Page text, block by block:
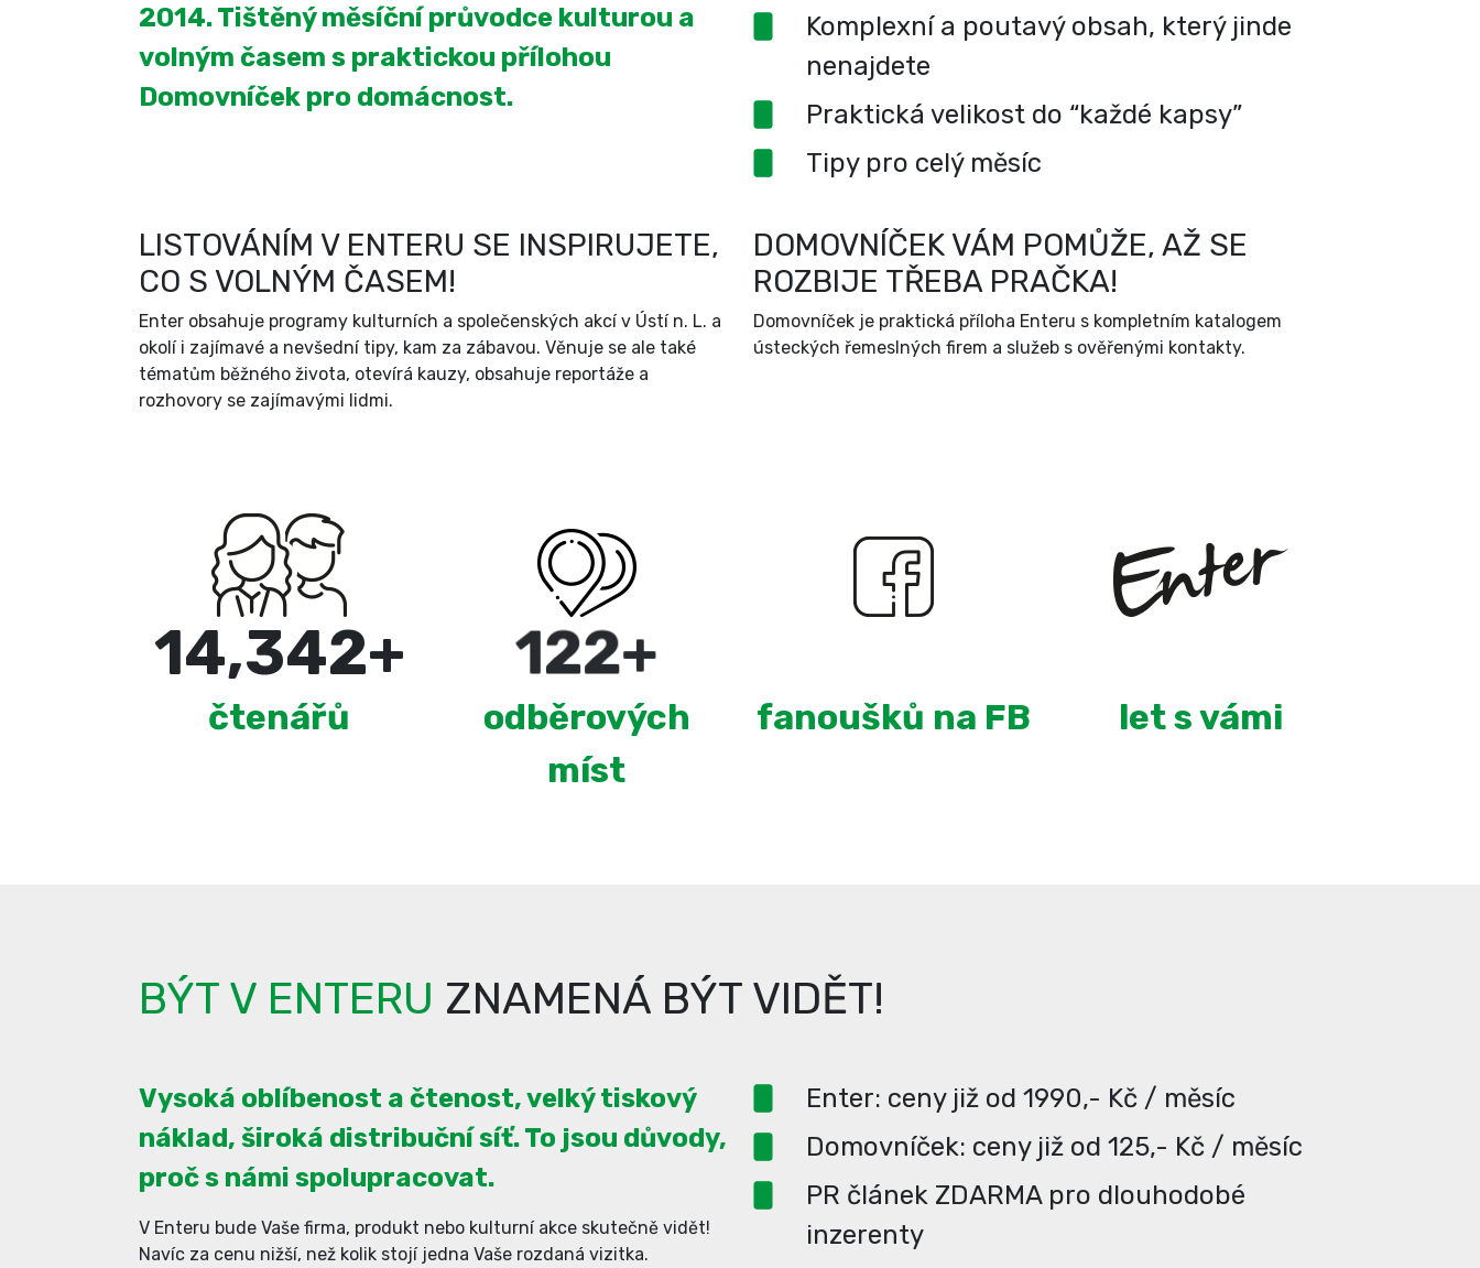
2014. Tištěný měsíční průvodce kulturou a
volným časem s praktickou přílohou
Domovníček pro domácnost.
Komplexní a poutavý obsah, který jinde
nenajdete
Praktická velikost do “každé kapsy”
Tipy pro celý měsíc
LISTOVÁNÍM V ENTERU SE INSPIRUJETE,
CO S VOLNÝM ČASEM!
Enter obsahuje programy kulturních a společenských akcí v Ústí n. L. a
okolí i zajímavé a nevšední tipy, kam za zábavou. Věnuje se ale také
tématům běžného života, otevírá kauzy, obsahuje reportáže a
rozhovory se zajímavými lidmi.
DOMOVNÍČEK VÁM POMŮŽE, AŽ SE
ROZBIJE TŘEBA PRAČKA!
Domovníček je praktická příloha Enteru s kompletním katalogem
ústeckých řemeslných firem a služeb s ověřenými kontakty.
15,000+
čtenářů
220+
odběrových
míst
fanoušků na FB let s vámi
BÝT V ENTERU ZNAMENÁ BÝT VIDĚT!
Vysoká oblíbenost a čtenost, velký tiskový
náklad, široká distribuční síť. To jsou důvody,
proč s námi spolupracovat.
V Enteru bude Vaše firma, produkt nebo kulturní akce skutečně vidět!
Navíc za cenu nižší, než kolik stojí jedna Vaše rozdaná vizitka.
Enter: ceny již od 1990,- Kč / měsíc
Domovníček: ceny již od 125,- Kč / měsíc
PR článek ZDARMA pro dlouhodobé
inzerenty